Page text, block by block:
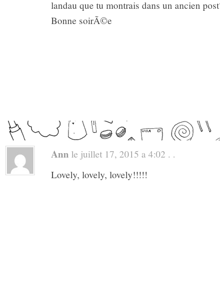
landau que tu montrais dans un ancien
Bonne soirÃ©e
Ann le juillet 17, 2015 a 4:02 . .
Lovely, lovely, lovely!!!!!